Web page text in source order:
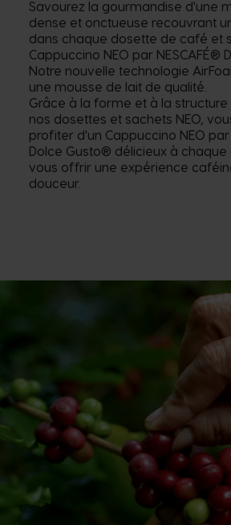
Savourez la gourmandise d'une
dense et onctueuse recouvrant
dans chaque dosette de café et
Cappuccino NEO par NESCAFÉ®
Notre nouvelle technologie
une mousse de lait de qualité.
Grâce à la forme et à la
nos dosettes et sachets NEO,
profiter d'un Cappuccino NEO par
Dolce Gusto® délicieux à
vous offrir une expérience
douceur.